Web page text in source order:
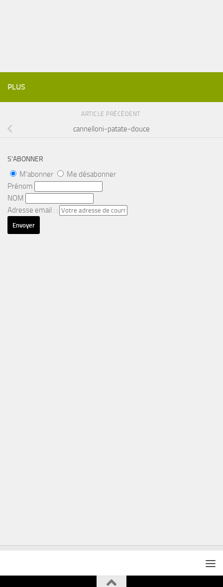
PLUS
ARTICLE PRÉCÉDENT
cannelloni-patate-douce
S’ABONNER
M'abonner
Me désabonner
Prénom
NOM
Adresse email : :